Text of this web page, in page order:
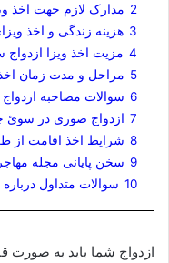
2 مدارک لازم جهت اخذ
3 هزینه زندگی و اخذ
4 مزیت اخذ ویزا ازدواج
5 مراحل و مدت زمان
6 سوالات مصاحبه
7 ازدواج صوری در سوئ
8 شرایط اخذ اقامت از
9 سخن پایانی مجله
10 سوالات متداول
ازدواج شما باید به صورت